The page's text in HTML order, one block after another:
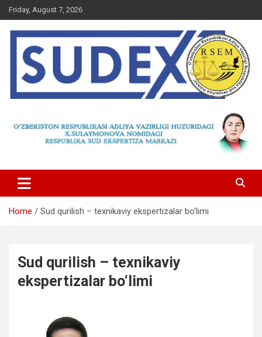
Skip
to
content
Friday, August 7, 2026
Home Sud qurilish – texnikaviy ekspertizalar bo‘limi
Sud qurilish – texnikaviy
ekspertizalar bo‘limi